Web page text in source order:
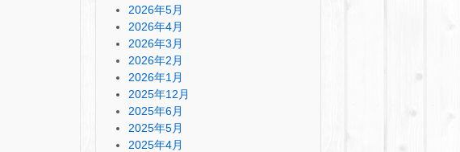
2026年5月
2026年4月
2026年3月
2026年2月
2026年1月
2025年12月
2025年6月
2025年5月
2025年4月